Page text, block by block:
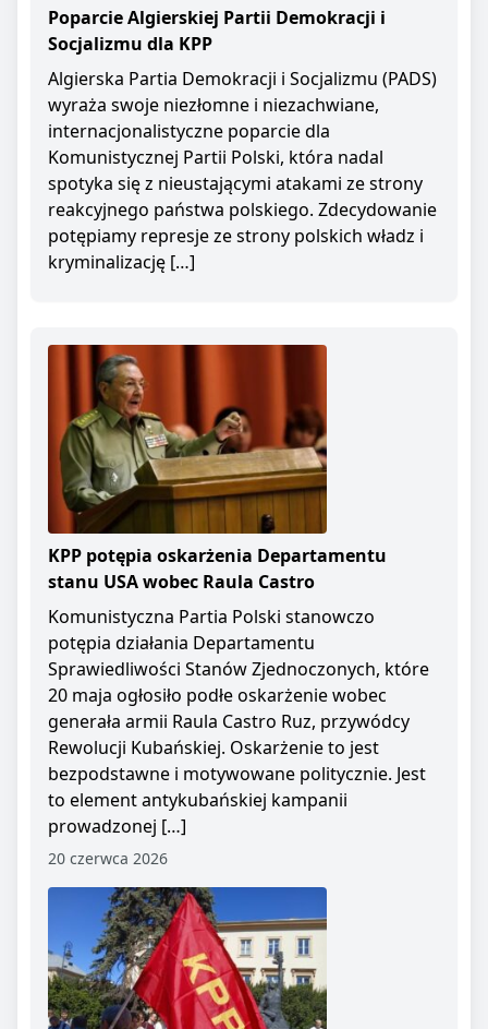
Poparcie Algierskiej Partii Demokracji i
Socjalizmu dla KPP
Algierska Partia Demokracji i Socjalizmu (PADS)
wyraża swoje niezłomne i niezachwiane,
internacjonalistyczne poparcie dla
Komunistycznej Partii Polski, która nadal
spotyka się z nieustającymi atakami ze strony
reakcyjnego państwa polskiego. Zdecydowanie
potępiamy represje ze strony polskich władz i
kryminalizację […]
KPP potępia oskarżenia Departamentu
stanu USA wobec Raula Castro
Komunistyczna Partia Polski stanowczo
potępia działania Departamentu
Sprawiedliwości Stanów Zjednoczonych, które
20 maja ogłosiło podłe oskarżenie wobec
generała armii Raula Castro Ruz, przywódcy
Rewolucji Kubańskiej. Oskarżenie to jest
bezpodstawne i motywowane politycznie. Jest
to element antykubańskiej kampanii
prowadzonej […]
20 czerwca 2026